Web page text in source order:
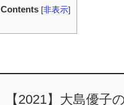
Contents [非表示]
【2021】大島優子